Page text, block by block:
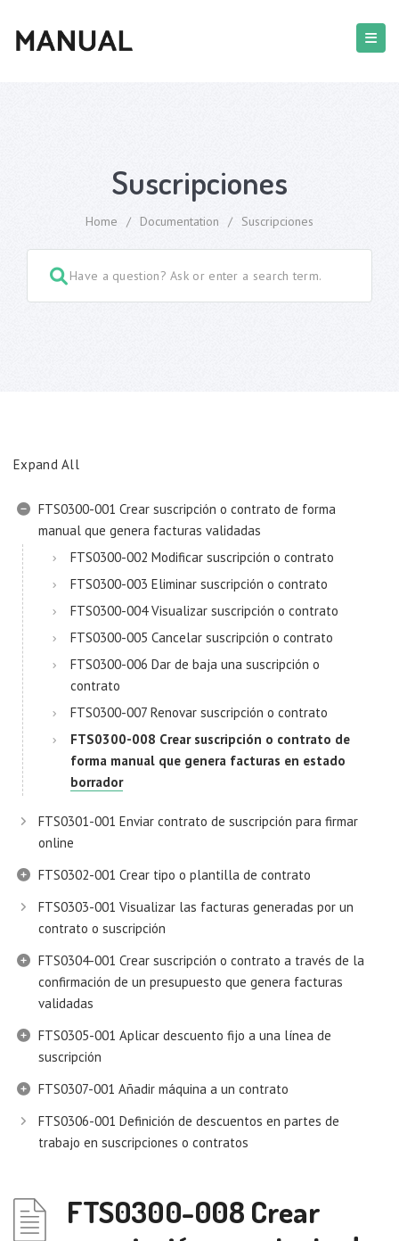
Suscripciones
Home / Documentation / Suscripciones
Expand All
FTS0300-001 Crear suscripción o contrato de forma
manual que genera facturas validadas
FTS0300-002 Modificar suscripción o contrato
FTS0300-003 Eliminar suscripción o contrato
FTS0300-004 Visualizar suscripción o contrato
FTS0300-005 Cancelar suscripción o contrato
FTS0300-006 Dar de baja una suscripción o
contrato
FTS0300-007 Renovar suscripción o contrato
FTS0300-008 Crear suscripción o contrato de
forma manual que genera facturas en estado
borrador
FTS0301-001 Enviar contrato de suscripción para firmar
online
FTS0302-001 Crear tipo o plantilla de contrato
FTS0303-001 Visualizar las facturas generadas por un
contrato o suscripción
FTS0304-001 Crear suscripción o contrato a través de la
confirmación de un presupuesto que genera facturas
validadas
FTS0305-001 Aplicar descuento fijo a una línea de
suscripción
FTS0307-001 Añadir máquina a un contrato
FTS0306-001 Definición de descuentos en partes de
trabajo en suscripciones o contratos
FTS0300-008 Crear